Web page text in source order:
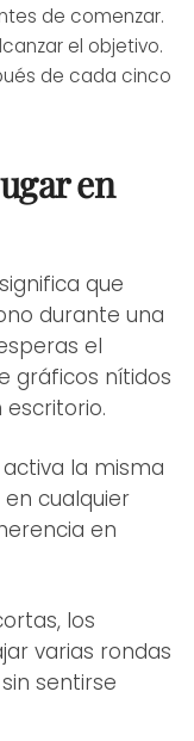
de comenzar.
el objetivo.
de cada cinco
en
que
durante una
el
gráficos nítidos
la misma
cualquier
en
los
varias rondas
sentirse